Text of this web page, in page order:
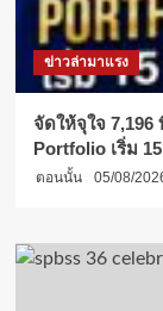
ข่าวล่ามาแรง
จัดให้จุใจ 7,196
Portfolio เริ่ม
ตอนนั้น 05/08/